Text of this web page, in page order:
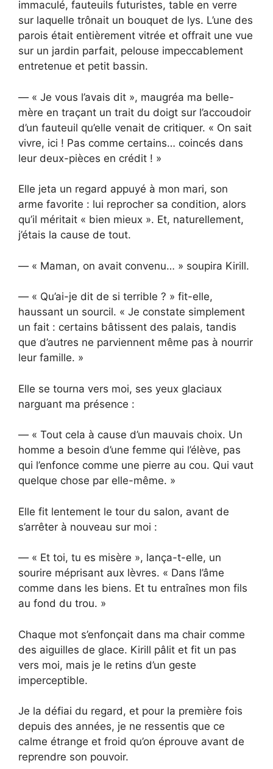
immaculé, fauteuils futuristes, table en verre
sur laquelle trônait un bouquet de lys. L’une des
parois était entièrement vitrée et offrait une vue
sur un jardin parfait, pelouse impeccablement
entretenue et petit bassin.
— « Je vous l’avais dit », maugréa ma belle-
mère en traçant un trait du doigt sur l’accoudoir
d’un fauteuil qu’elle venait de critiquer. « On sait
vivre, ici ! Pas comme certains… coincés dans
leur deux-pièces en crédit ! »
Elle jeta un regard appuyé à mon mari, son
arme favorite : lui reprocher sa condition, alors
qu’il méritait « bien mieux ». Et, naturellement,
j’étais la cause de tout.
— « Maman, on avait convenu… » soupira Kirill.
— « Qu’ai-je dit de si terrible ? » fit-elle,
haussant un sourcil. « Je constate simplement
un fait : certains bâtissent des palais, tandis
que d’autres ne parviennent même pas à nourrir
leur famille. »
Elle se tourna vers moi, ses yeux glaciaux
narguant ma présence :
— « Tout cela à cause d’un mauvais choix. Un
homme a besoin d’une femme qui l’élève, pas
qui l’enfonce comme une pierre au cou. Qui vaut
quelque chose par elle-même. »
Elle fit lentement le tour du salon, avant de
s’arrêter à nouveau sur moi :
— « Et toi, tu es misère », lança-t-elle, un
sourire méprisant aux lèvres. « Dans l’âme
comme dans les biens. Et tu entraînes mon fils
au fond du trou. »
Chaque mot s’enfonçait dans ma chair comme
des aiguilles de glace. Kirill pâlit et fit un pas
vers moi, mais je le retins d’un geste
imperceptible.
Je la défiai du regard, et pour la première fois
depuis des années, je ne ressentis que ce
calme étrange et froid qu’on éprouve avant de
reprendre son pouvoir.